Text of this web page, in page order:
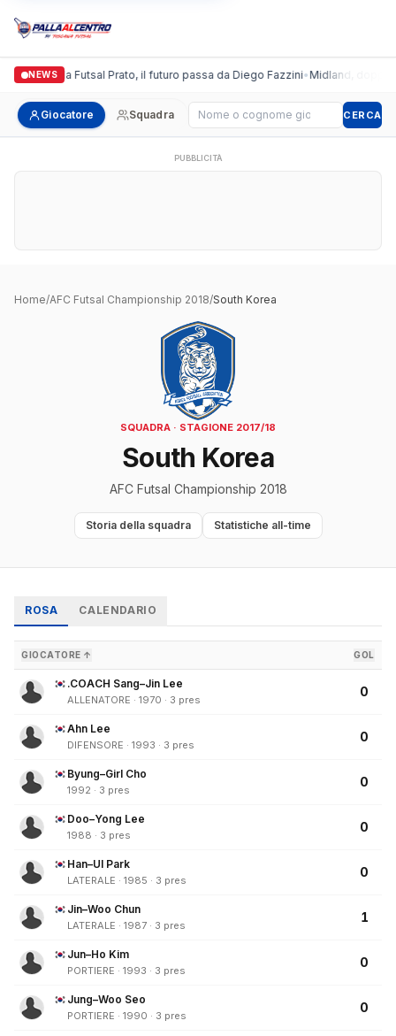
NEWS
Italgronda Futsal Prato, il futuro passa da Diego Fazzini•Midland, doppio
Giocatore Squadra Cerca giocatore CERCA
PUBBLICITÀ
Home/AFC Futsal Championship 2018/South Korea
SQUADRA · STAGIONE 2017/18
South Korea
AFC Futsal Championship 2018
Storia della squadra Statistiche all-time
ROSA CALENDARIO
GIOCATORE ↑ GOL
.COACH Sang–Jin Lee
ALLENATORE · 1970 · 3 pres
0
Ahn Lee
DIFENSORE · 1993 · 3 pres
0
Byung–Girl Cho
1992 · 3 pres
0
Doo–Yong Lee
1988 · 3 pres
0
Han–Ul Park
LATERALE · 1985 · 3 pres
0
Jin–Woo Chun
LATERALE · 1987 · 3 pres
1
Jun–Ho Kim
PORTIERE · 1993 · 3 pres
0
Jung–Woo Seo
PORTIERE · 1990 · 3 pres
0